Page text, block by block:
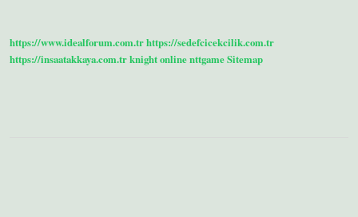
https://www.idealforum.com.trhttps://sedefcicekcilik.com.tr
https://insaatakkaya.com.trknight onlinenttgameSitemap